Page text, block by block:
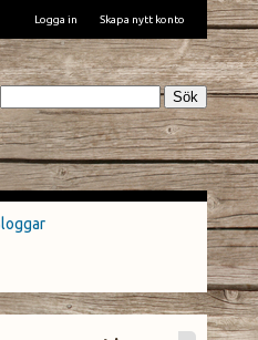
Logga in Skapa nytt konto